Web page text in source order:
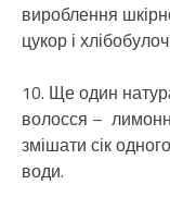
вироблення
цукор і
10. Ще один
волосся –
змішати сік
води.